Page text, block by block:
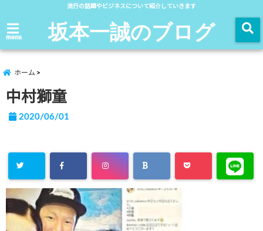
流行の話題やビジネスについて紹介していきます
menu 坂本一誠のブログ
ホーム
中村獅童
2020/06/01